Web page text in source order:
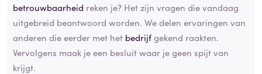
betrouwbaarheid reken je? Het zijn vragen die vandaag
uitgebreid beantwoord worden. We delen ervaringen van
anderen die eerder met het bedrijfgekend raakten.
Vervolgens maak je een besluit waar je geen spijt van
krijgt.